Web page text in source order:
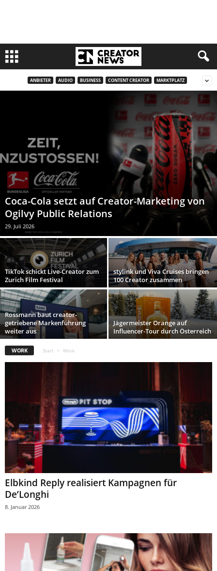
ANBIETER AUDIO BUSINESS CONTENT CREATOR MARKTPLATZ
Coca-Cola setzt auf Creator-Marketing von
Ogilvy Public Relations
29. Juli 2026
TikTok schickt Live-Creator zum
Zurich Film Festival
stylink und Viva Cruises bringen
100 Creator zusammen
Rossmann baut creator-
getriebene Markenführung
weiter aus
Jägermeister Orange auf
Influencer-Tour durch Österreich
WORK Start Work
Elbkind Reply realisiert Kampagnen für
De’Longhi
8. Januar 2026